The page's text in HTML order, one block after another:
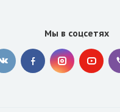
Мы в соцсетях